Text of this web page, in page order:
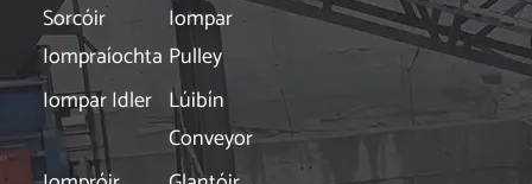
Sorcóir
Iompraíochta
Iompar
Pulley
Iompar Idler Lúibín
Conveyor